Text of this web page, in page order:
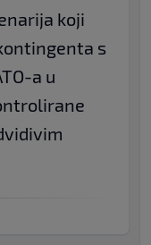
koji
s
a u